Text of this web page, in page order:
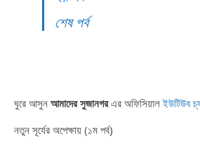
শেষ পর্ব
ঘুরে আসুন আমাদের সুজানগরএর অফিসিয়ালইউটিউব
নতুন সূর্যের অপেক্ষায় (১ম পর্ব)